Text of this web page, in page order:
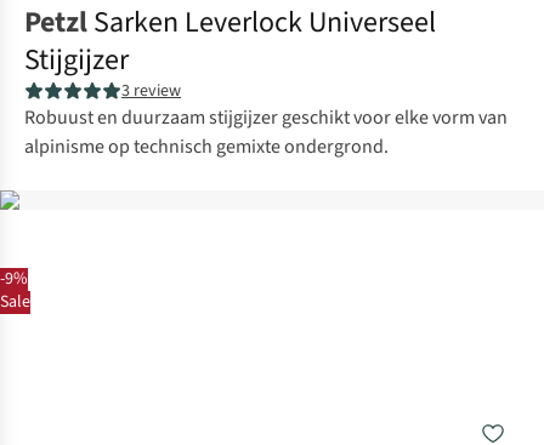
-9%
Sale
PetzlSarken Leverlock Universeel
Stijgijzer
3 review
Robuust en duurzaam stijgijzer geschikt voor elke vorm van
alpinisme op technisch gemixte ondergrond.